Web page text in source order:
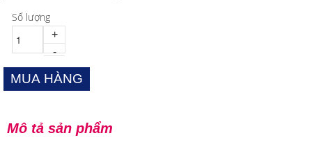
Số lượng
+
-
Mô tả sản phẩm